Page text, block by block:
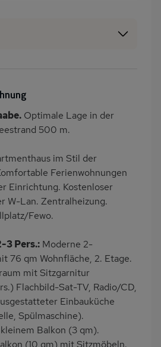
Herd (4 Kochfelder)
Mikrowelle
Kinderhochstuhl
Nichtraucher
Internet
Carport
Strandnah
Handtücher mietbar
Optimale Lage in der
500 m.
im Stil der
Ferienwohnungen
Einrichtung. Kostenloser
W-Lan. Zentralheizung.
Fewo.
3 Pers.: Moderne 2-
76 qm Wohnfläche, 2. Etage.
mit Sitzgarnitur
Flachbild-Sat-TV, Radio/CD,
Einbauküche
Spülmaschine).
Balkon (3 qm).
(10 qm) mit Sitzmöbeln.